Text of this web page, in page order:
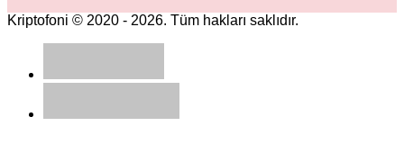
Kriptofoni © 2020 - 2026. Tüm hakları saklıdır.